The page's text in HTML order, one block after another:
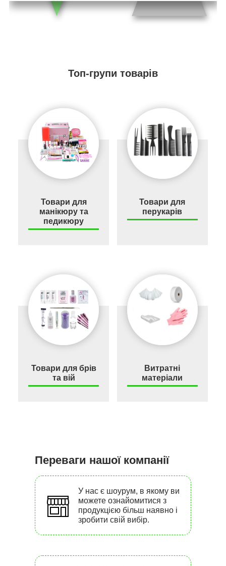
Топ-групи товарів
Товари для
манікюру та
педикюру
Товари для
перукарів
Товари для брів
та вій
Витратні
матеріали
Переваги нашої компанії
У нас є шоурум, в якому ви
можете ознайомитися з
продукцією більш наявно і
зробити свій вибір.